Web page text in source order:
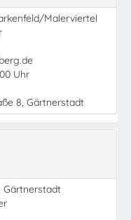
Malerviertel
Uhr
8, Gärtnerstadt
Gärtnerstadt